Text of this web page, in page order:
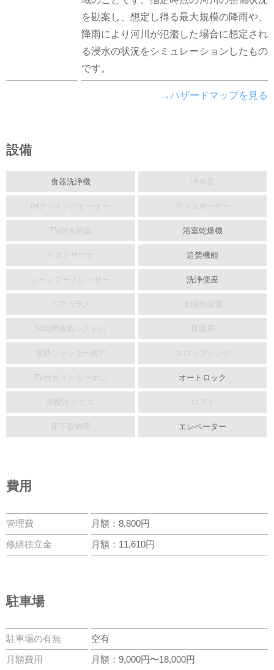
を勘案し、想定し得る最大規模の降雨や、
降雨により河川が氾濫した場合に想定され
る浸水の状況をシミュレーションしたもの
です。
→ハザードマップを見る
設備
食器洗浄機 浄水器
IHクッキングヒーター ディスポーザー
TV付き浴室 浴室乾燥機
ミストサウナ 追焚機能
シャンプードレッサー 洗浄便座
ペアガラス 太陽光発電
24時間換気システム 床暖房
電動シャッター雨戸 スロップシンク
TV付きインターホン オートロック
宅配ボックス ロフト
床下収納庫 エレベーター
費用
管理費 月額：8,800円
修繕積立金 月額：11,610円
駐車場
駐車場の有無 空有
月額費用 月額：9,000円〜18,000円